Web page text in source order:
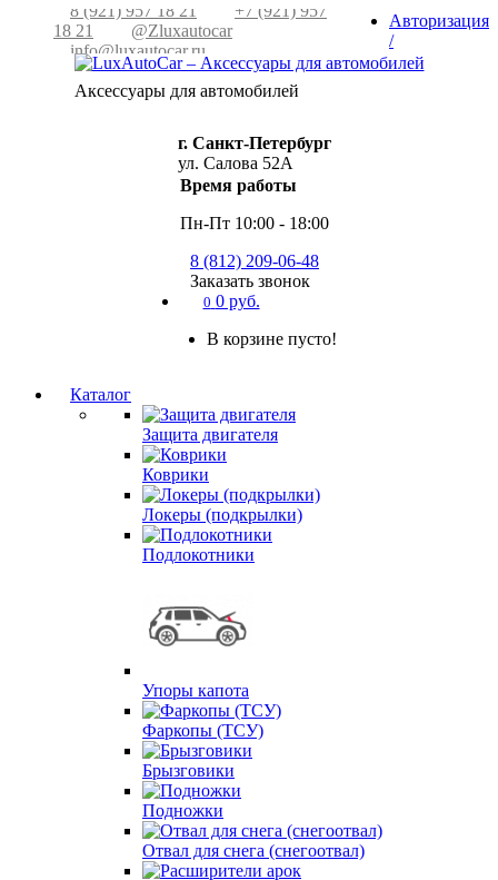
8 (921) 957 18 21
+7 (921) 957
18 21
@Zluxautocar
info@luxautocar.ru
Авторизация
/
Регистрация
Аксессуары для автомобилей
г. Санкт-Петербург
ул. Салова 52А
Время работы
Пн-Пт 10:00 - 18:00
8 (812) 209-06-48
Заказать звонок
0 0 руб.
В корзине пусто!
Каталог
Защита двигателя
Коврики
Локеры (подкрылки)
Подлокотники
Упоры капота
Фаркопы (ТСУ)
Брызговики
Подножки
Отвал для снега (снегоотвал)